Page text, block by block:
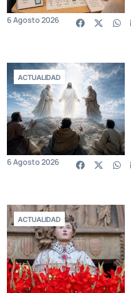
6 Agosto 2026
ACTUALIDAD
6 Agosto 2026
ACTUALIDAD